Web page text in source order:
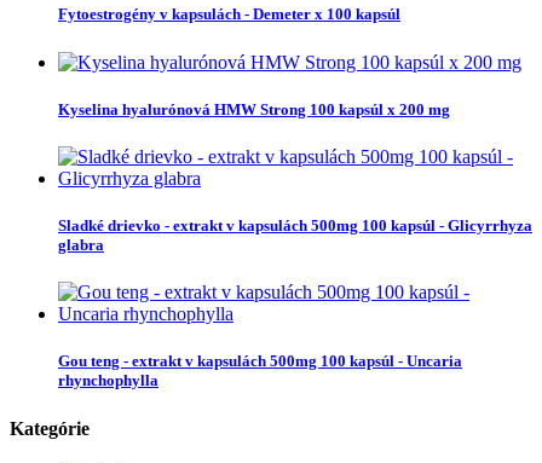
Fytoestrogény v kapsulách - Demeter x 100 kapsúl
Kyselina hyalurónová HMW Strong 100 kapsúl x 200 mg
Sladké drievko - extrakt v kapsulách 500mg 100 kapsúl - Glicyrrhyza
glabra
Gou teng - extrakt v kapsulách 500mg 100 kapsúl - Uncaria
rhynchophylla
Kategórie